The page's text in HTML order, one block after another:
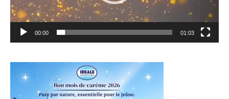
00:00 01:03